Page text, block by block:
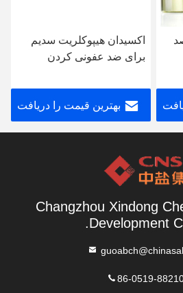
درصد
اکسیدان هیپوکلریت سدیم
برای ضد عفونی کردن
بهترین قیمت را دریافت
Changzhou Xindong
Development
86-0519-